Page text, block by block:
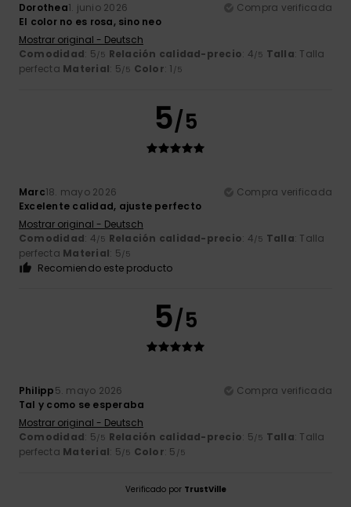
Dorothea1. junio 2026
Compra verificada
El color no es rosa, sino neo
Mostrar original - Deutsch
Comodidad: 5/5 Relación calidad-precio: 4/5 Talla: Talla
perfecta Material: 5/5 Color: 1 /5
5/5
Marc18. mayo 2026
Compra verificada
Excelente calidad, ajuste perfecto
Mostrar original - Deutsch
Comodidad: 4/5 Relación calidad-precio: 4/5 Talla: Talla
perfecta Material: 5/5
Recomiendo este producto
5/5
Philipp5. mayo 2026
Compra verificada
Tal y como se esperaba
Mostrar original - Deutsch
Comodidad: 5/5 Relación calidad-precio: 5/5 Talla: Talla
perfecta Material: 5/5 Color: 5 /5
Verificado por TrustVille